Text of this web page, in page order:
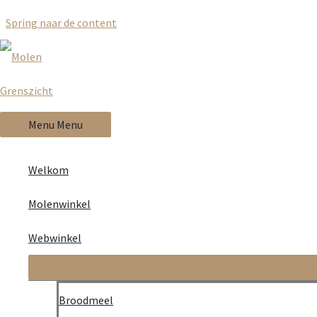
Spring naar de content
Menu Menu
Welkom
Molenwinkel
Webwinkel
Broodmeel
RECEPT
Molenbruin brood
Bereiding in broodbakmachine
10 gram droge gist